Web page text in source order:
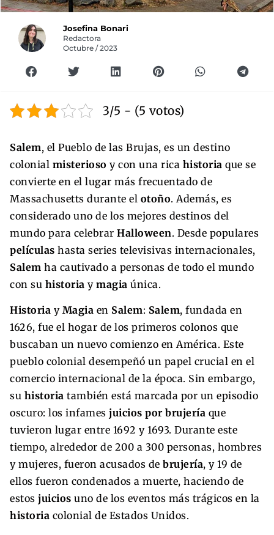
Josefina Bonari
Redactora
Octubre / 2023
3/5 - (5 votos)
Salem, el Pueblo de las Brujas, es un destino
colonial misterioso y con una rica historia que se
convierte en el lugar más frecuentado de
Massachusetts durante el otoño. Además, es
considerado uno de los mejores destinos del
mundo para celebrar Halloween. Desde populares
películas hasta series televisivas internacionales,
Salem ha cautivado a personas de todo el mundo
con su historia y magia única.
Historia y Magia en Salem: Salem, fundada en
1626, fue el hogar de los primeros colonos que
buscaban un nuevo comienzo en América. Este
pueblo colonial desempeñó un papel crucial en el
comercio internacional de la época. Sin embargo,
su historia también está marcada por un episodio
oscuro: los infames juicios por brujería que
tuvieron lugar entre 1692 y 1693. Durante este
tiempo, alrededor de 200 a 300 personas, hombres
y mujeres, fueron acusados de brujería, y 19 de
ellos fueron condenados a muerte, haciendo de
estos juicios uno de los eventos más trágicos en la
historia colonial de Estados Unidos.